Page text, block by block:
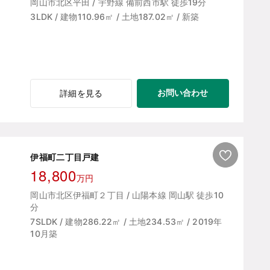
岡山市北区平田 / 宇野線 備前西市駅 徒歩19分
3LDK / 建物110.96㎡ / 土地187.02㎡ / 新築
詳細を見る お問い合わせ
伊福町二丁目戸建
18,800万円
岡山市北区伊福町２丁目 / 山陽本線 岡山駅 徒歩10
分
7SLDK / 建物286.22㎡ / 土地234.53㎡ / 2019年
10月築